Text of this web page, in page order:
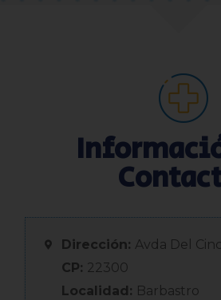
Dirección: Avda Del
CP: 22300
Localidad: Barbastro